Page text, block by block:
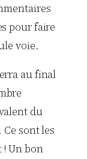
pour faire
voie.
au final
du
sont les
Un bon